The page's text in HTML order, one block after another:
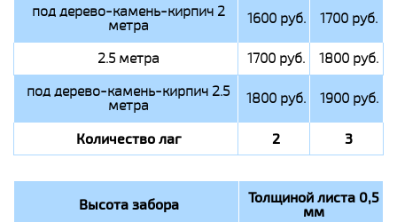
под дерево-камень-кирпич 2
метра 1600 руб. 1700 руб.
2.5 метра 1700 руб.
1800 руб.
под дерево-камень-кирпич 2.5
метра 1800 руб. 1900 руб.
Количество лаг 2 3
Высота забора Толщиной листа 0,5
мм